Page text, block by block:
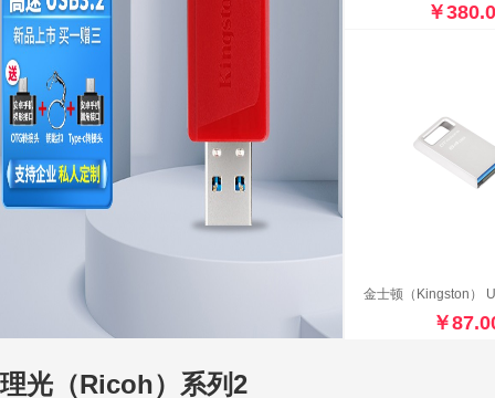
￥
￥
理光（Ricoh）系列2